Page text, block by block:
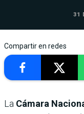
31
Compartir en redes
La Cámara